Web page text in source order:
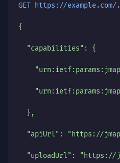
GET https://example.com/
{
  "capabilities": {
  },
"apiUrl": "https://
"uploadUrl":